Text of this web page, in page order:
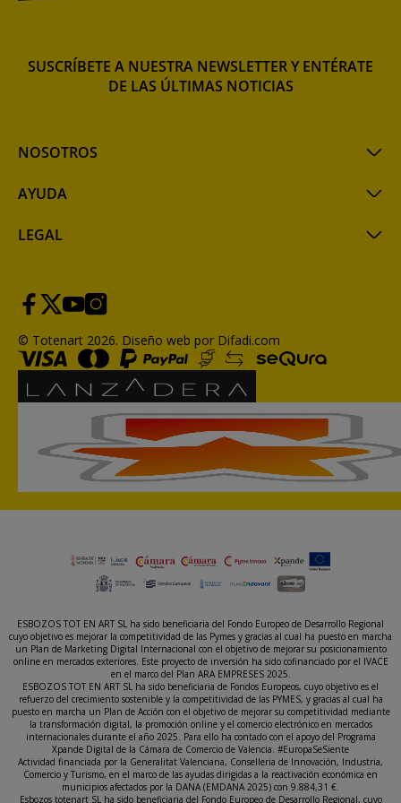
NOSOTROS
AYUDA
LEGAL
SUSCRÍBETE A NUESTRA NEWSLETTER Y ENTÉRATE
DE LAS ÚLTIMAS NOTICIAS
© Totenart 2026. Diseño web por Difadi.com
ESBOZOS TOT EN ART SL ha sido beneficiaria del Fondo Europeo de Desarrollo Regional
cuyo objetivo es mejorar la competitividad de las Pymes y gracias al cual ha puesto en marcha
un Plan de Marketing Digital Internacional con el objetivo de mejorar su posicionamiento
online en mercados exteriores. Este proyecto de inversión ha sido cofinanciado por el IVACE
en el marco del Plan ARA EMPRESES 2025.
ESBOZOS TOT EN ART SL ha sido beneficiaria de Fondos Europeos, cuyo objetivo es el
refuerzo del crecimiento sostenible y la competitividad de las PYMES, y gracias al cual ha
puesto en marcha un Plan de Acción con el objetivo de mejorar su competitividad mediante
la transformación digital, la promoción online y el comercio electrónico en mercados
internacionales durante el año 2025. Para ello ha contado con el apoyo del Programa
Xpande Digital de la Cámara de Comercio de Valencia. #EuropaSeSiente
Actividad financiada por la Generalitat Valenciana, Conselleria de Innovación, Industria,
Comercio y Turismo, en el marco de las ayudas dirigidas a la reactivación económica en
municipios afectados por la DANA (EMDANA 2025) con 9.884,31 €.
Esbozos totenart SL ha sido beneficiaria del Fondo Europeo de Desarrollo Regional, cuyo